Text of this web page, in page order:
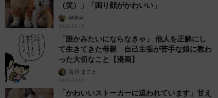
（笑）」「困り顔がかわいい」
ANNA
2026.08.06
「誰かみたいにならなきゃ」 他人を正解にし
て生きてきた母親 自己主張が苦手な娘に教わ
った大切なこと【漫画】
海川 まこと
2026.08.06
「かわいいストーカーに追われています」甘え